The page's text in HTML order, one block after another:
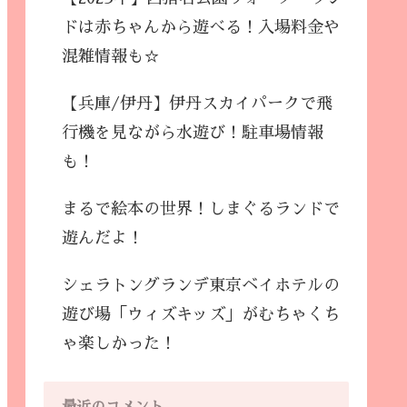
ドは赤ちゃんから遊べる！入場料金や
混雑情報も☆
【兵庫/伊丹】伊丹スカイパークで飛
行機を見ながら水遊び！駐車場情報
も！
まるで絵本の世界！しまぐるランドで
遊んだよ！
シェラトングランデ東京ベイホテルの
遊び場「ウィズキッズ」がむちゃくち
ゃ楽しかった！